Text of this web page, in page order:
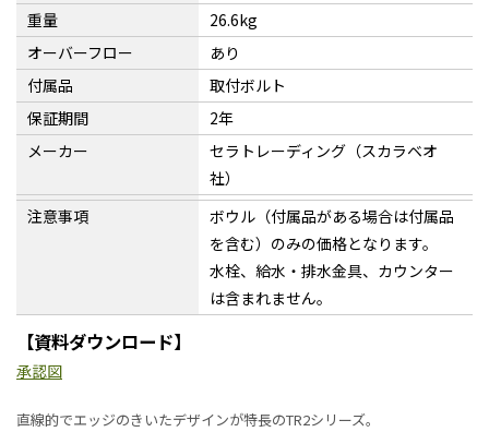
重量
26.6kg
オーバーフロー
あり
付属品
取付ボルト
保証期間
2年
メーカー
セラトレーディング（スカラベオ
社）
注意事項
ボウル（付属品がある場合は付属品
を含む）のみの価格となります。
水栓、給水・排水金具、カウンター
は含まれません。
【資料ダウンロード】
承認図
直線的でエッジのきいたデザインが特長のTR2シリーズ。